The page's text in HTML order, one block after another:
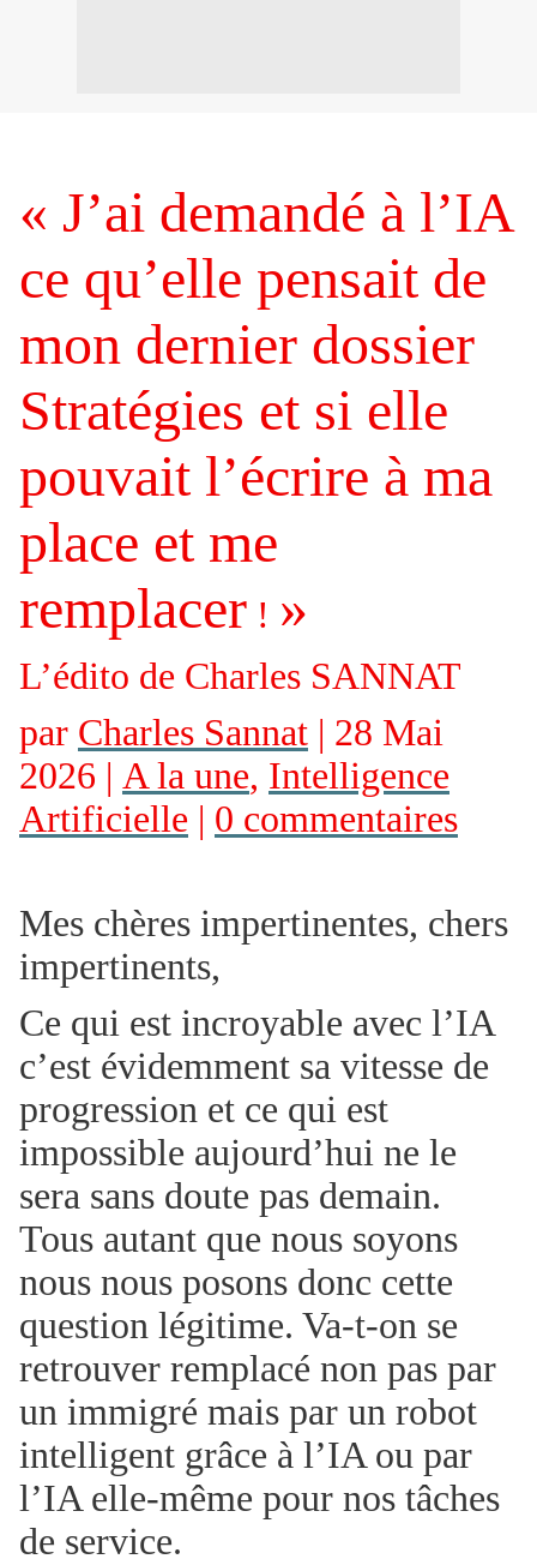
« J’ai demandé à l’IA
ce qu’elle pensait de
mon dernier dossier
Stratégies et si elle
pouvait l’écrire à ma
place et me
remplacer ! »
L’édito de Charles SANNAT
par Charles Sannat | 28 Mai
2026 | A la une, Intelligence
Artificielle | 0 commentaires
Mes chères impertinentes, chers
impertinents,
Ce qui est incroyable avec l’IA
c’est évidemment sa vitesse de
progression et ce qui est
impossible aujourd’hui ne le
sera sans doute pas demain.
Tous autant que nous soyons
nous nous posons donc cette
question légitime. Va-t-on se
retrouver remplacé non pas par
un immigré mais par un robot
intelligent grâce à l’IA ou par
l’IA elle-même pour nos tâches
de service.